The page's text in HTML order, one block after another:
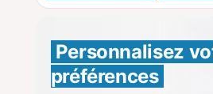
Personnalisez
préférences